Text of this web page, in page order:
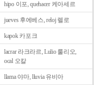
hipo 이포, quehacer 케아세르
jueves 후에베스, reloj 렐로
kapok 카포크
lacrar 라크라르, Lulio 룰리오,
ocal 오칼
llama 야마, lluvia 유비아